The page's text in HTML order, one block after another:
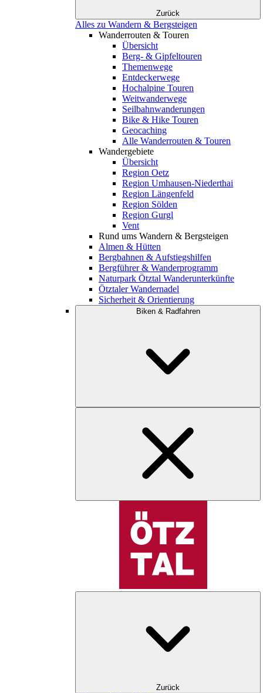
Zurück
Alles zu Wandern & Bergsteigen
Wanderrouten & Touren
Übersicht
Berg- & Gipfeltouren
Themenwege
Entdeckerwege
Hochalpine Touren
Weitwanderwege
Seilbahnwanderungen
Bike & Hike Touren
Geocaching
Alle Wanderrouten & Touren
Wandergebiete
Übersicht
Region Oetz
Region Umhausen-Niederthai
Region Längenfeld
Region Sölden
Region Gurgl
Vent
Rund ums Wandern & Bergsteigen
Almen & Hütten
Bergbahnen & Aufstiegshilfen
Bergführer & Wanderprogramm
Naturpark Ötztal Wanderunterkünfte
Ötztaler Wandernadel
Sicherheit & Orientierung
Biken & Radfahren
Zurück